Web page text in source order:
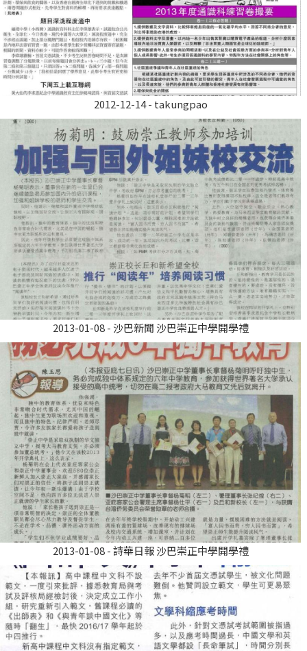
2012-12-14 - takungpao
2013-01-08 - 沙巴新聞 沙巴崇正中學開學禮
2013-01-08 - 詩華日報 沙巴崇正中學開學禮